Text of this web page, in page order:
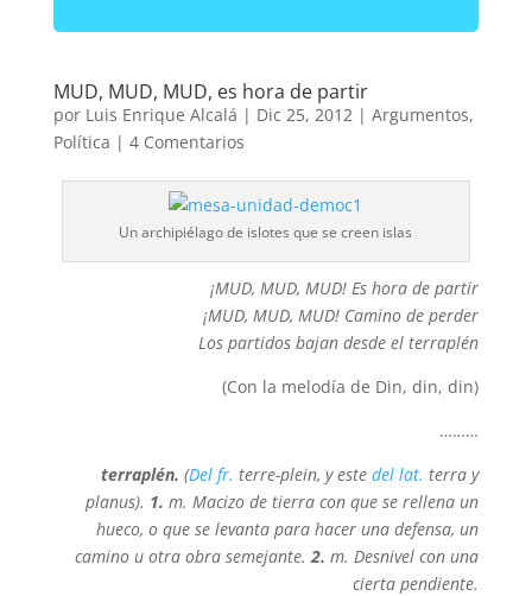
MUD, MUD, MUD, es hora de partir
por Luis Enrique Alcalá | Dic 25, 2012| Argumentos,
Política | 4 Comentarios
Un archipiélago de islotes que se creen islas
¡MUD, MUD, MUD! Es hora de partir
¡MUD, MUD, MUD! Camino de perder
Los partidos bajan desde el terraplén
(Con la melodía de Din, din, din)
………
terraplén.(Del fr. terre-plein, y estedel lat. terra y
planus). 1.m. Macizo de tierra con que se rellena un
hueco, o que se levanta para hacer una defensa, un
camino u otra obra semejante. 2.m. Desnivel con una
cierta pendiente.